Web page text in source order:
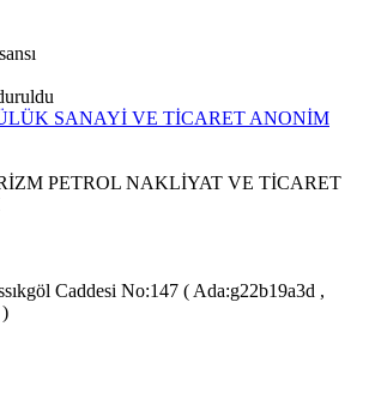
SANAYİ VE TİCARET ANONİM
PETROL NAKLİYAT VE TİCARET
Caddesi No:147 ( Ada:g22b19a3d ,